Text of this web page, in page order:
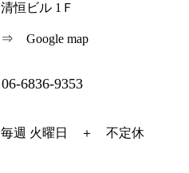
清恒ビル 1Ｆ
⇒ Google map
06-6836-9353
毎週 火曜日 ＋ 不定休